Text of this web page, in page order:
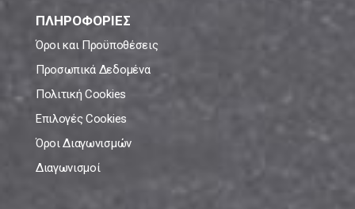
ΠΛΗΡΟΦΟΡΙΕΣ
Όροι και Προϋποθέσεις
Προσωπικά Δεδομένα
Πολιτική Cookies
Επιλογές Cookies
Όροι Διαγωνισμών
Διαγωνισμοί